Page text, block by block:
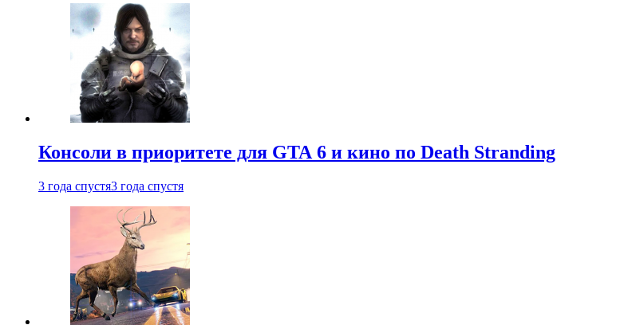
Консоли в приоритете для GTA 6 и кино по Death Stranding
3 года спустя3 года спустя